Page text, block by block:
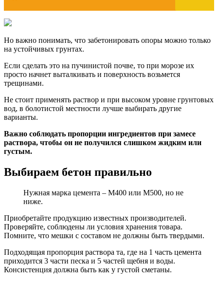
Но важно понимать, что забетонировать опоры можно только
на устойчивых грунтах.
Если сделать это на пучинистой почве, то при морозе их
просто начнет выталкивать и поверхность возьмется
трещинами.
Не стоит применять раствор и при высоком уровне грунтовых
вод, в болотистой местности лучше выбирать другие
варианты.
Важно соблюдать пропорции ингредиентов при замесе
раствора, чтобы он не получился слишком жидким или
густым.
Выбираем бетон правильно
Нужная марка цемента – М400 или М500, но не
ниже.
Приобретайте продукцию известных производителей.
Проверяйте, соблюдены ли условия хранения товара.
Помните, что мешки с составом не должны быть твердыми.
Подходящая пропорция раствора та, где на 1 часть цемента
приходится 3 части песка и 5 частей щебня и воды.
Консистенция должна быть как у густой сметаны.